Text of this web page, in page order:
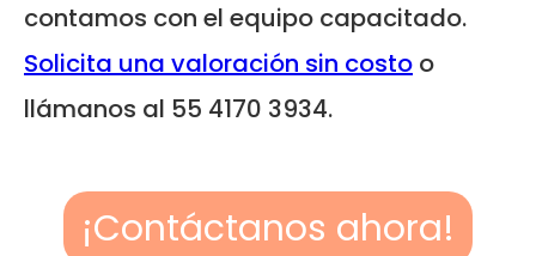
contamos con el equipo capacitado.
Solicita una valoración sin costo o
llámanos al 55 4170 3934.
¡Contáctanos ahora!